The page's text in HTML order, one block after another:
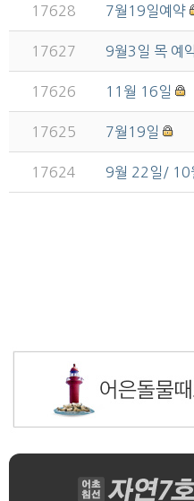
17628 7월19일예약
17627 9월3일 목 예
17626 11월 16일
17625 7월19일
17624 9월 22일/ 10